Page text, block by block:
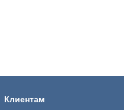
Клиентам